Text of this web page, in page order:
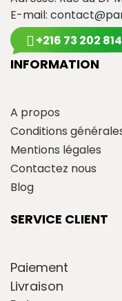
E-mail:
+216 73 202 814
INFORMATION
A propos
Conditions
Mentions légales
Contactez nous
Blog
SERVICE CLIENT
Paiement
Livraison